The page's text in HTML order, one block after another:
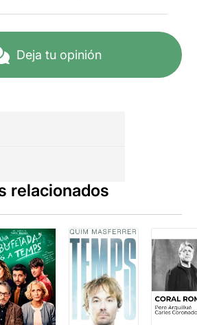
intenció de deixar en
evidència la seva
superficialitat.
l'espectacle, i aquest es
deixarà seduir pel glamur de
la fama i es voldrà convertir
en el centre d'atenció de
l'espectacle. Buscant
aquesta fama, provocarà la
catàstrofe, i la fi del món
serà televisada.
Una posada en escena
Deja tu opinión
relacionados